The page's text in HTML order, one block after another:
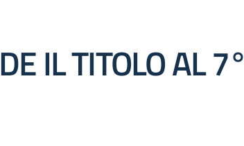
IL TITOLO AL 7°